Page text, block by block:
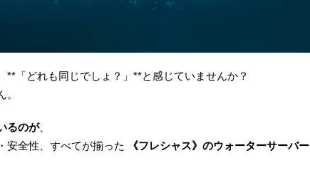
**「どれも同じでしょ？」**と感じていませんか？
るのが、
安全性、すべてが揃った
《フレシャス》のウォーターサーバー